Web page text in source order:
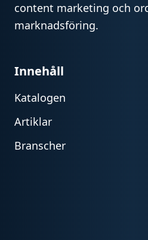
content marketing och
marknadsföring.
Innehåll
Katalogen
Artiklar
Branscher